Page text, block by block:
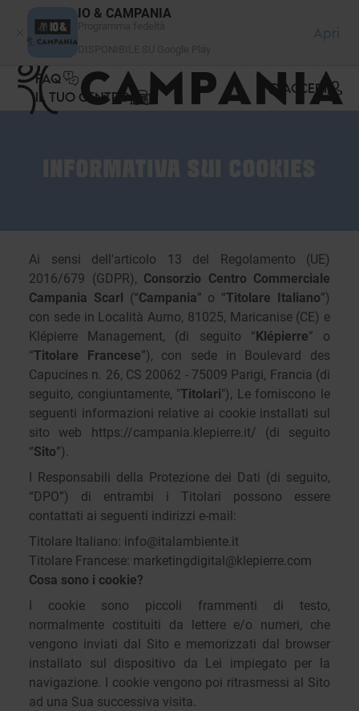
IO & CAMPANIA
Apri
FAQ
IL TUO CENTRO
ACCEDI
Ai sensi dell'articolo 13 del Regolamento (UE)
2016/679 (GDPR), Consorzio Centro Commerciale
Campania Scarl (“Campania” o “Titolare Italiano”)
con sede in Località Aurno, 81025, Maricanise (CE) e
Klépierre Management, (di seguito “Klépierre” o
“Titolare Francese”), con sede in Boulevard des
Capucines n. 26, CS 20062 - 75009 Parigi, Francia (di
seguito, congiuntamente, "Titolari"), Le forniscono le
seguenti informazioni relative ai cookie installati sul
sito web https://campania.klepierre.it/ (di seguito
“Sito”).
I Responsabili della Protezione dei Dati (di seguito,
“DPO”) di entrambi i Titolari possono essere
contattati ai seguenti indirizzi e-mail:
Titolare Italiano: info@italambiente.it
Titolare Francese: marketingdigital@klepierre.com
Cosa sono i cookie?
I cookie sono piccoli frammenti di testo,
normalmente costituiti da lettere e/o numeri, che
vengono inviati dal Sito e memorizzati dal browser
installato sul dispositivo da Lei impiegato per la
navigazione. I cookie vengono poi ritrasmessi al Sito
ad una Sua successiva visita.
Pannello di gestione dei cookies